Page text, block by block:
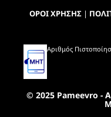
ΟΡΟΙ ΧΡΗΣΗΣ|
Αριθμός
© 2025 Pameevro -